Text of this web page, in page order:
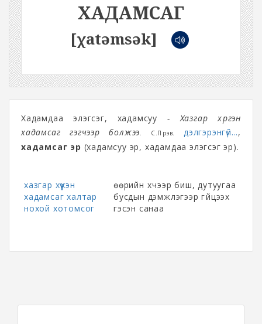
ХАДАМСАГ
[χatəmsək]
Хадамдаа элэгсэг, хадамсуу - Хазгар хүргэн
хадамсаг гэгчээр болжээ. С.Пүрэв. дэлгэрэнгүй...,
хадамсаг эр (хадамсуу эр, хадамдаа элэгсэг эр).
хазгар хүүхэн
хадамсаг халтар
нохой хотомсог
өөрийн хүчээр биш, дутуугаа
бусдын дэмжлэгээр гүйцээх
гэсэн санаа